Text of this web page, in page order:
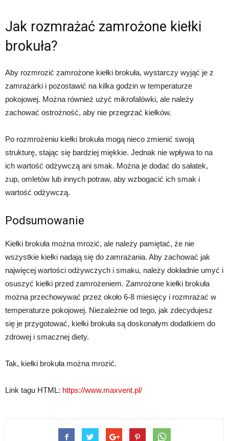
Jak rozmrażać zamrożone kiełki
brokuła?
Aby rozmrozić zamrożone kiełki brokuła, wystarczy wyjąć je z
zamrażarki i pozostawić na kilka godzin w temperaturze
pokojowej. Można również użyć mikrofalówki, ale należy
zachować ostrożność, aby nie przegrzać kiełków.
Po rozmrożeniu kiełki brokuła mogą nieco zmienić swoją
strukturę, stając się bardziej miękkie. Jednak nie wpływa to na
ich wartość odżywczą ani smak. Można je dodać do sałatek,
zup, omletów lub innych potraw, aby wzbogacić ich smak i
wartość odżywczą.
Podsumowanie
Kiełki brokuła można mrozić, ale należy pamiętać, że nie
wszystkie kiełki nadają się do zamrażania. Aby zachować jak
najwięcej wartości odżywczych i smaku, należy dokładnie umyć i
osuszyć kiełki przed zamrożeniem. Zamrożone kiełki brokuła
można przechowywać przez około 6-8 miesięcy i rozmrażać w
temperaturze pokojowej. Niezależnie od tego, jak zdecydujesz
się je przygotować, kiełki brokuła są doskonałym dodatkiem do
zdrowej i smacznej diety.
Tak, kiełki brokuła można mrozić.
Link tagu HTML: https://www.maxvent.pl/